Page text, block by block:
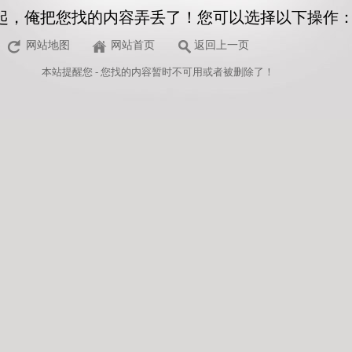
，俺把您找的内容弄丢了！您可以选择以下操作
网站地图 网站首页 返回上一页
本站提醒您 - 您找的内容暂时不可用或者被删除了！